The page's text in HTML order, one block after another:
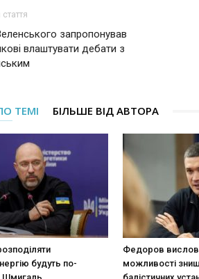
запропонував
влаштувати дебати з
ТЕМІ БІЛЬШЕ ВІД АВТОРА
будуть по-
Федоров
можливості